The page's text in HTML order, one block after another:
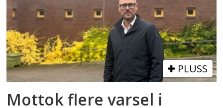
PLUSS
Mottok flere varsel i